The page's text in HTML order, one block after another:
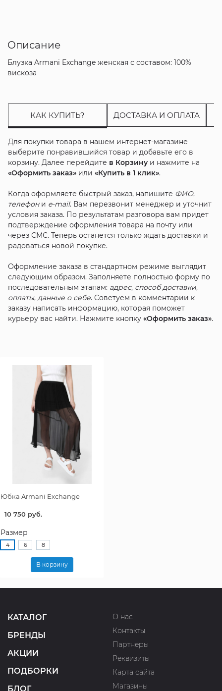
Описание
Блузка Armani Exchange женская с составом: 100%
вискоза
КАК КУПИТЬ? ДОСТАВКА И ОПЛАТА
Для покупки товара в нашем интернет-магазине
выберите понравившийся товар и добавьте его в
корзину. Далее перейдите в Корзинуи нажмите на
«Оформить заказ»или «Купить в 1 клик».
Когда оформляете быстрый заказ, напишите ФИО,
телефони e-mail. Вам перезвонит менеджер и уточнит
условия заказа. По результатам разговора вам придет
подтверждение оформления товара на почту или
через СМС. Теперь останется только ждать доставки и
радоваться новой покупке.
Оформление заказа в стандартном режиме выглядит
следующим образом. Заполняете полностью форму по
последовательным этапам: адрес, способ доставки,
оплаты, данные о себе. Советуем в комментарии к
заказу написать информацию, которая поможет
курьеру вас найти. Нажмите кнопку «Оформить заказ».
Юбка Armani Exchange
10 750 руб.
Размер
4 6 8
В корзину
КАТАЛОГ
БРЕНДЫ
АКЦИИ
ПОДБОРКИ
БЛОГ
О нас
Контакты
Партнеры
Реквизиты
Карта сайта
Магазины